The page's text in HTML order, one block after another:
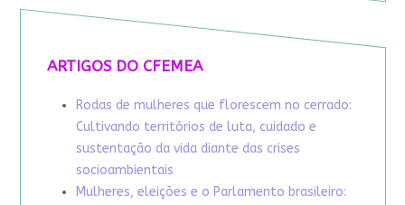
ARTIGOS DO CFEMEA
Rodas de mulheres que florescem no cerrado:
Cultivando territórios de luta, cuidado e
sustentação da vida diante das crises
socioambientais
Mulheres, eleições e o Parlamento brasileiro: